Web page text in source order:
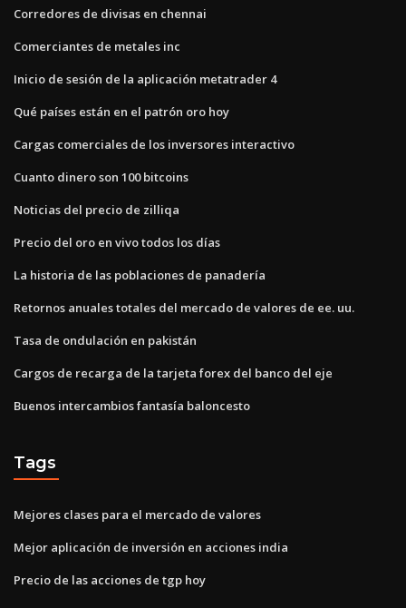
Corredores de divisas en chennai
Comerciantes de metales inc
Inicio de sesión de la aplicación metatrader 4
Qué países están en el patrón oro hoy
Cargas comerciales de los inversores interactivo
Cuanto dinero son 100 bitcoins
Noticias del precio de zilliqa
Precio del oro en vivo todos los días
La historia de las poblaciones de panadería
Retornos anuales totales del mercado de valores de ee. uu.
Tasa de ondulación en pakistán
Cargos de recarga de la tarjeta forex del banco del eje
Buenos intercambios fantasía baloncesto
Tags
Mejores clases para el mercado de valores
Mejor aplicación de inversión en acciones india
Precio de las acciones de tgp hoy